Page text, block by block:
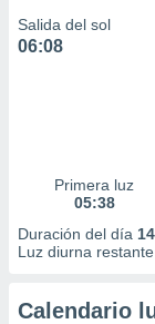
Salida del sol
06:08
Primera luz
05:38
Duración del día
Luz diurna restante
Calendario